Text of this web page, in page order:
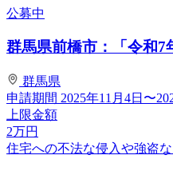
公募中
群馬県前橋市：「令和7
群馬県
申請期間 2025年11月4日〜
上限金額
2万円
住宅への不法な侵入や強盗